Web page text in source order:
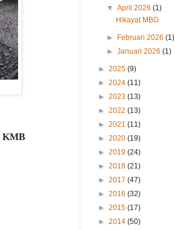
KMB
▼April 2026(1)
Hikayat MBG
► Februari 2026(1)
►Januari 2026(1)
► 2025 (9)
► 2024 (11)
► 2023 (13)
► 2022 (13)
► 2021 (11)
► 2020 (19)
► 2019 (24)
► 2018 (21)
► 2017 (47)
► 2016 (32)
► 2015 (17)
► 2014 (50)